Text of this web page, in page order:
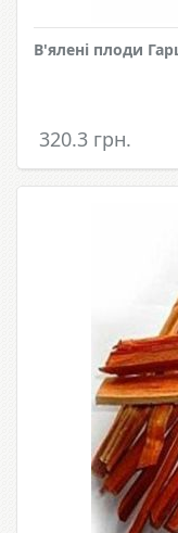
В'ялені плоди
320.3 грн.